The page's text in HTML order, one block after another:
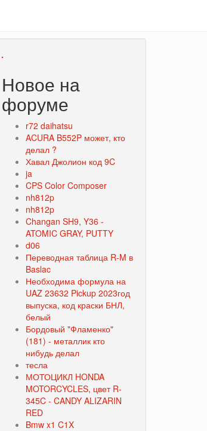
Новое на
форуме
r72 daihatsu
ACURA B552P может, кто
делал ?
Хавал Джолион код 9C
ja
CPS Color Composer
nh812p
nh812p
Changan SH9, Y36 -
ATOMIC GRAY, PUTTY
d06
Переводная таблица R-M в
Baslac
Необходима формула на
UAZ 23632 Pickup 2023год
выпуска, код краски БНЛ,
белый
Бордовый "Фламенко"
(181) - металлик кто
нибудь делал
тесла
МОТОЦИКЛ HONDA
MOTORCYCLES, цвет R-
345C - CANDY ALIZARIN
RED
Bmw x1 C1X